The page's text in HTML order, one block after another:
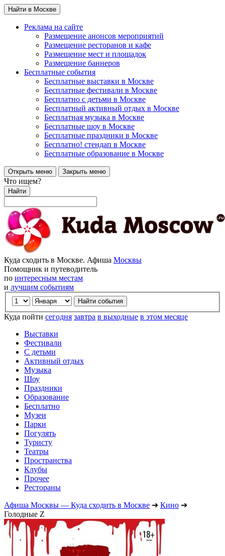
Найти в Москве
Реклама на сайте
Размещение анонсов мероприятий
Размещение ресторанов и кафе
Размещение мест и площадок
Размещение баннеров
Бесплатные события
Бесплатные выставки в Москве
Бесплатные фестивали в Москве
Бесплатно с детьми в Москве
Бесплатный активный отдых в Москве
Бесплатная музыка в Москве
Бесплатные шоу в Москве
Бесплатные праздники в Москве
Бесплатно! стендап в Москве
Бесплатные образование в Москве
Открыть меню Закрыть меню
Что ищем?
Найти
Куда сходить в Москве. Афиша Москвы
Помощник и путеводитель
по интересным местам
и лучшим событиям
Куда пойти сегодня завтра в выходные в этом месяце
Выставки
Фестивали
С детьми
Активный отдых
Музыка
Шоу
Праздники
Образование
Бесплатно
Музеи
Парки
Погулять
Туристу
Театры
Пространства
Клубы
Прочее
Рестораны
Афиша Москвы — Куда сходить в Москве ➔ Кино ➔
Голодные Z